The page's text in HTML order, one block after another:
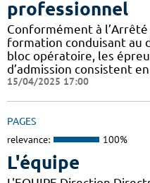
professionnel
Conformément à
formation conduisant au
bloc opératoire, les
d’admission consistent
15/04/2025 17:00
PAGES
relevance: 100%
L'équipe